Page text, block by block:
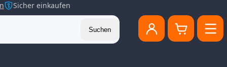
Sicher einkaufen
Suchen